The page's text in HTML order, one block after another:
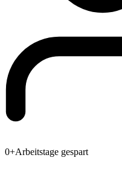
0+Arbeitstage gespart